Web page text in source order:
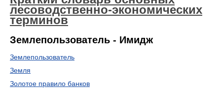
лесоводственно-экономических
терминов
Землепользователь - Имидж
Землепользователь
Земля
Золотое правило банков